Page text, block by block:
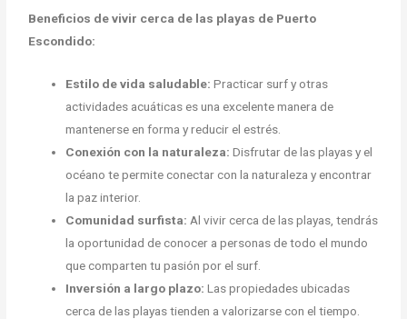
Beneficios de vivir cerca de las playas de Puerto
Escondido:
Estilo de vida saludable: Practicar surf y otras
actividades acuáticas es una excelente manera de
mantenerse en forma y reducir el estrés.
Conexión con la naturaleza: Disfrutar de las playas y el
océano te permite conectar con la naturaleza y encontrar
la paz interior.
Comunidad surfista: Al vivir cerca de las playas, tendrás
la oportunidad de conocer a personas de todo el mundo
que comparten tu pasión por el surf.
Inversión a largo plazo: Las propiedades ubicadas
cerca de las playas tienden a valorizarse con el tiempo.